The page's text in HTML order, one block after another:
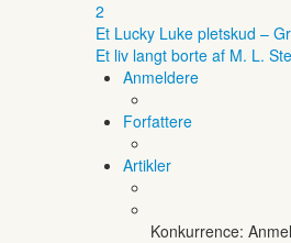
2
Et Lucky Luke pletskud –
Et liv langt borte af M. L.
Anmeldere
Forfattere
Artikler
Konkurrence: